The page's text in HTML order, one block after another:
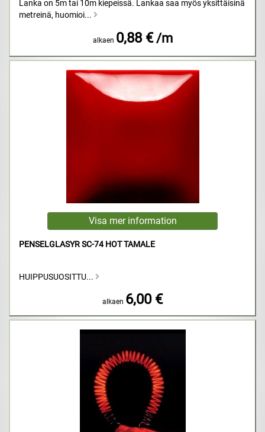
Lanka on 5m tai 10m kiepeissä. Lankaa saa myös yksittäisinä
metreinä, huomioi...
alkaen 0,88 € /m
PENSELGLASYR SC-74 HOT TAMALE
HUIPPUSUOSITTU...
alkaen 6,00 €